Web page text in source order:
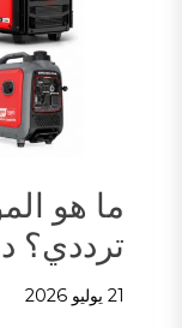
ما هو
ترددي؟
21 يوليو 2026